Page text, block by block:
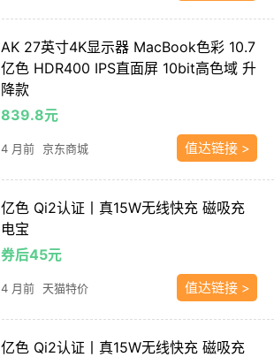
AK 27英寸4K显示器 MacBook色彩 10.7
亿色 HDR400 IPS直面屏 10bit高色域 升
降款
839.8元
4 月前 京东商城 值达链接 >
亿色 Qi2认证丨真15W无线快充 磁吸充
电宝
券后45元
4 月前 天猫特价 值达链接 >
亿色 Qi2认证丨真15W无线快充 磁吸充